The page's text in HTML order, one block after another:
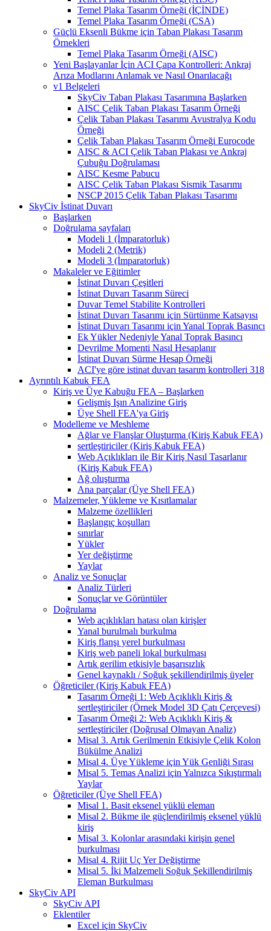
Temel Plaka Tasarım Örneği (İÇİNDE)
Temel Plaka Tasarım Örneği (CSA)
Güçlü Eksenli Bükme için Taban Plakası Tasarım
Örnekleri
Temel Plaka Tasarım Örneği (AISC)
Yeni Başlayanlar İçin ACI Çapa Kontrolleri: Ankraj
Arıza Modlarını Anlamak ve Nasıl Onarılacağı
v1 Belgeleri
SkyCiv Taban Plakası Tasarımına Başlarken
AISC Çelik Taban Plakası Tasarım Örneği
Çelik Taban Plakası Tasarımı Avustralya Kodu
Örneği
Çelik Taban Plakası Tasarım Örneği Eurocode
AISC & ACI Çelik Taban Plakası ve Ankraj
Çubuğu Doğrulaması
AISC Kesme Pabucu
AISC Çelik Taban Plakası Sismik Tasarımı
NSCP 2015 Çelik Taban Plakası Tasarımı
SkyCiv İstinat Duvarı
Başlarken
Doğrulama sayfaları
Modeli 1 (İmparatorluk)
Modeli 2 (Metrik)
Modeli 3 (İmparatorluk)
Makaleler ve Eğitimler
İstinat Duvarı Çeşitleri
İstinat Duvarı Tasarım Süreci
Duvar Temel Stabilite Kontrolleri
İstinat Duvarı Tasarımı için Sürtünme Katsayısı
İstinat Duvarı Tasarımı için Yanal Toprak Basıncı
Ek Yükler Nedeniyle Yanal Toprak Basıncı
Devrilme Momenti Nasıl Hesaplanır
İstinat Duvarı Sürme Hesap Örneği
ACI'ye göre istinat duvarı tasarım kontrolleri 318
Ayrıntılı Kabuk FEA
Kiriş ve Üye Kabuğu FEA – Başlarken
Gelişmiş Işın Analizine Giriş
Üye Shell FEA'ya Giriş
Modelleme ve Meshleme
Ağlar ve Flanşlar Oluşturma (Kiriş Kabuk FEA)
sertleştiriciler (Kiriş Kabuk FEA)
Web Açıklıkları ile Bir Kiriş Nasıl Tasarlanır
(Kiriş Kabuk FEA)
Ağ oluşturma
Ana parçalar (Üye Shell FEA)
Malzemeler, Yükleme ve Kısıtlamalar
Malzeme özellikleri
Başlangıç ​​koşulları
sınırlar
Yükler
Yer değiştirme
Yaylar
Analiz ve Sonuçlar
Analiz Türleri
Sonuçlar ve Görüntüler
Doğrulama
Web açıklıkları hatası olan kirişler
Yanal burulmalı burkulma
Kiriş flanşı yerel burkulması
Kiriş web paneli lokal burkulması
Artık gerilim etkisiyle başarısızlık
Genel kaynaklı / Soğuk şekillendirilmiş üyeler
Öğreticiler (Kiriş Kabuk FEA)
Tasarım Örneği 1: Web Açıklıklı Kiriş &
sertleştiriciler (Örnek Model 3D Çatı Çerçevesi)
Tasarım Örneği 2: Web Açıklıklı Kiriş &
sertleştiriciler (Doğrusal Olmayan Analiz)
Misal 3. Artık Gerilmenin Etkisiyle Çelik Kolon
Bükülme Analizi
Misal 4. Üye Yükleme için Yük Genliği Sırası
Misal 5. Temas Analizi için Yalnızca Sıkıştırmalı
Yaylar
Öğreticiler (Üye Shell FEA)
Misal 1. Basit eksenel yüklü eleman
Misal 2. Bükme ile güçlendirilmiş eksenel yüklü
kiriş
Misal 3. Kolonlar arasındaki kirişin genel
burkulması
Misal 4. Rijit Uç Yer Değiştirme
Misal 5. İki Malzemeli Soğuk Şekillendirilmiş
Eleman Burkulması
SkyCiv API
SkyCiv API
Eklentiler
Excel için SkyCiv